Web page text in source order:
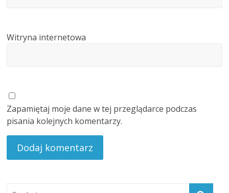
Witryna internetowa
Zapamiętaj moje dane w tej przeglądarce podczas
pisania kolejnych komentarzy.